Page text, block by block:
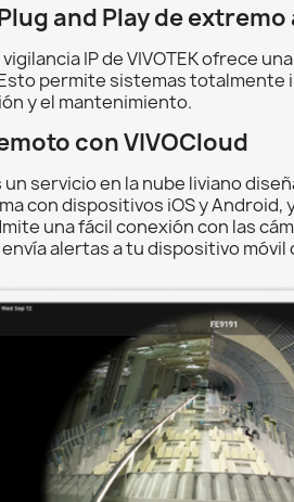
and Play de
IP de VIVOTEK ofrece
Esto permite sistemas
y el mantenimiento.
con VIVOCloud
un servicio en la nube liviano
con dispositivos iOS y Android,
una fácil conexión con las
alertas a tu dispositivo